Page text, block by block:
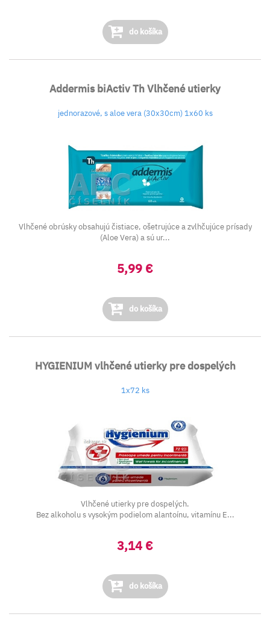
do košíka
Addermis biActiv Th Vlhčené utierky
jednorazové, s aloe vera (30x30cm) 1x60 ks
Vlhčené obrúsky obsahujú čistiace, ošetrujúce a zvlhčujúce prísady
(Aloe Vera) a sú ur...
5,99 €
do košíka
HYGIENIUM vlhčené utierky pre dospelých
1x72 ks
Vlhčené utierky pre dospelých.
Bez alkoholu s vysokým podielom alantoínu, vitamínu E...
3,14 €
do košíka